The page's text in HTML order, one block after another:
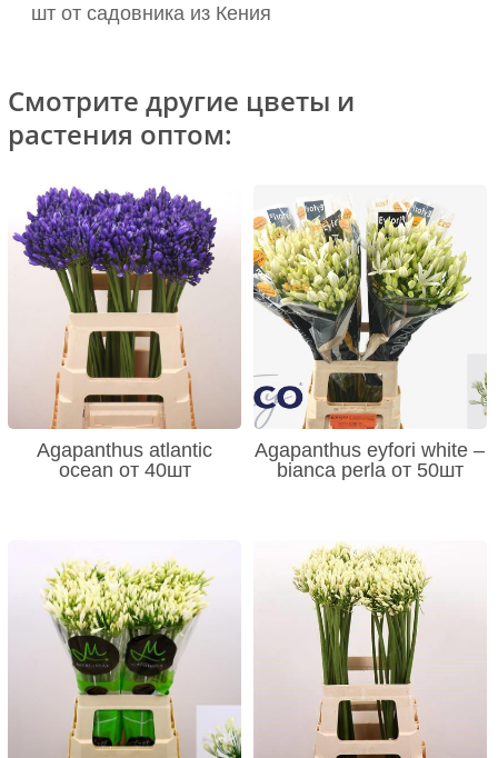
шт от садовника из Кения
Смотрите другие цветы и
растения оптом:
Agapanthus atlantic
ocean от 40шт
Agapanthus eyfori white –
bianca perla от 50шт